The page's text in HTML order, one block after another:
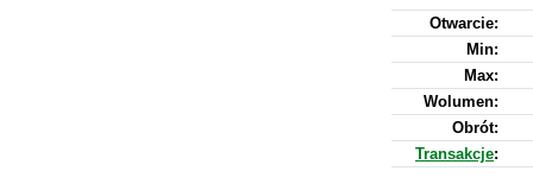
Otwarcie:
Min:
Max:
Wolumen:
Obrót:
Transakcje: